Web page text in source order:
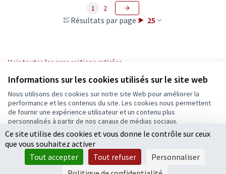
Informations sur les cookies utilisés sur le site web
Nous utilisons des cookies sur notre site Web pour améliorer la
performance et les contenus du site. Les cookies nous permettent
de fournir une expérience utilisateur et un contenu plus
personnalisés à partir de nos canaux de médias sociaux.
Tout accepter
Accepter seulement les cookies essentiels
Paramètres
Résultats par page : 25
1 2
Voir toutes les propositions retirées
Conditions d'utilisation
Paramètres des cookies
Ecrivons Angers sur X
(Lien externe)
Ecrivons Angers sur Facebook
(Lien externe)
logiciel libre Decidim .
Licence
(Lien
Ce site utilise des cookies et vous donne le contrôle sur ceux
que vous souhaitez activer
Tout accepter
Tout refuser
Personnaliser